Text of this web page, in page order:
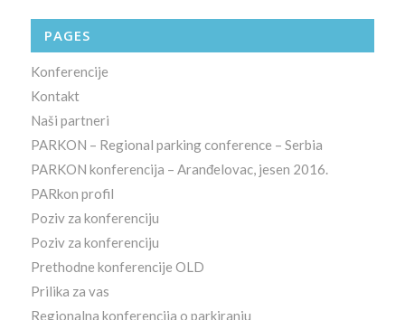
PAGES
Konferencije
Kontakt
Naši partneri
PARKON – Regional parking conference – Serbia
PARKON konferencija – Aranđelovac, jesen 2016.
PARkon profil
Poziv za konferenciju
Poziv za konferenciju
Prethodne konferencije OLD
Prilika za vas
Regionalna konferencija o parkiranju